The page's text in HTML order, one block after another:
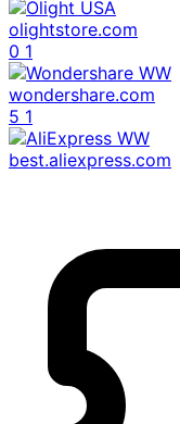
olightstore.com
0 1
wondershare.com
5 1
best.aliexpress.com